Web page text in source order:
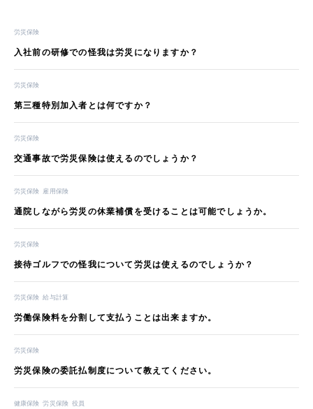
労災保険
入社前の研修での怪我は労災になりますか？
労災保険
第三種特別加入者とは何ですか？
労災保険
交通事故で労災保険は使えるのでしょうか？
労災保険 雇用保険
通院しながら労災の休業補償を受けることは可能でしょうか。
労災保険
接待ゴルフでの怪我について労災は使えるのでしょうか？
労災保険 給与計算
労働保険料を分割して支払うことは出来ますか。
労災保険
労災保険の委託払制度について教えてください。
健康保険 労災保険 役員